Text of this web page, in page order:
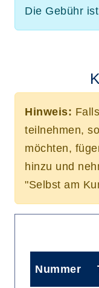
Die Gebühr
Hinweis:
teilnehmen,
möchten,
hinzu und
"Selbst am
Nummer